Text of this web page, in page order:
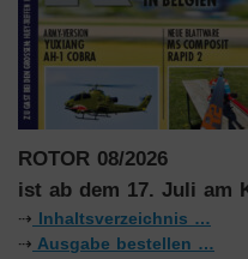
ROTOR 08/2026
ist ab dem 17. Juli am
⇢ Inhaltsverzeichnis …
⇢ Ausgabe bestellen …